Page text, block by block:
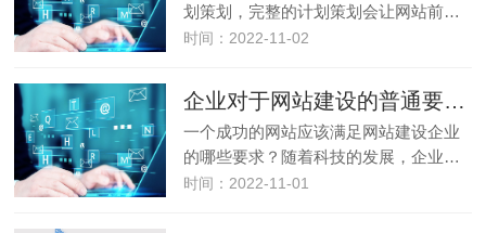
划策划，完整的计划策划会让网站前…
时间：2022-11-02
企业对于网站建设的普通要求有哪些
一个成功的网站应该满足网站建设企业
的哪些要求？随着科技的发展，企业…
时间：2022-11-01